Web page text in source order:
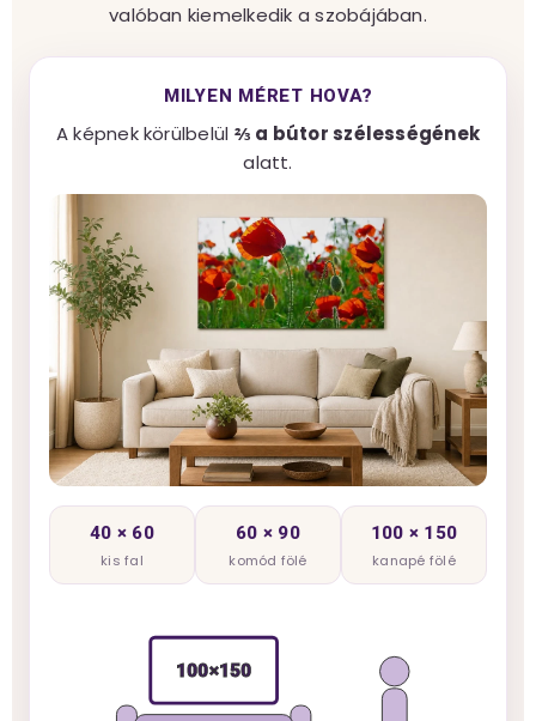
valóban kiemelkedik a szobájában.
MILYEN MÉRET HOVA?
A képnek körülbelül ⅔ a bútor szélességének
alatt.
40 × 60
kis fal
60 × 90
komód fölé
100 × 150
kanapé fölé
100×150